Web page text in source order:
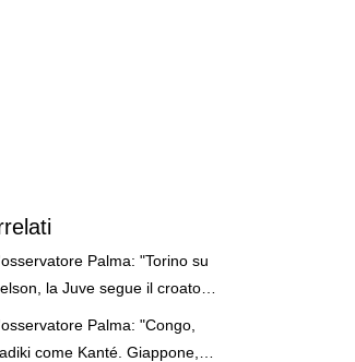
Palma: "Torino su
la Juve segue il croato
Palma: "Congo,
come Kanté. Giappone,